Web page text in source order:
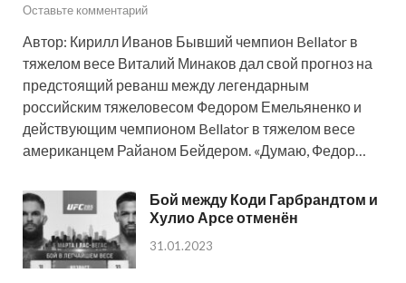
Оставьте комментарий
Автор: Кирилл Иванов Бывший чемпион Bellator в
тяжелом весе Виталий Минаков дал свой прогноз на
предстоящий реванш между легендарным
российским тяжеловесом Федором Емельяненко и
действующим чемпионом Bellator в тяжелом весе
американцем Райаном Бейдером. «Думаю, Федор…
Бой между Коди Гарбрандтом и
Хулио Арсе отменён
31.01.2023